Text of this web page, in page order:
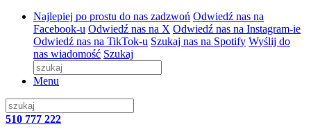
Najlepiej po prostu do nas zadzwoń Odwiedź nas na
Facebook-u Odwiedź nas na X Odwiedź nas na Instagram-ie
Odwiedź nas na TikTok-u Szukaj nas na Spotify Wyślij do
nas wiadomość Szukaj
Menu
510 777 222